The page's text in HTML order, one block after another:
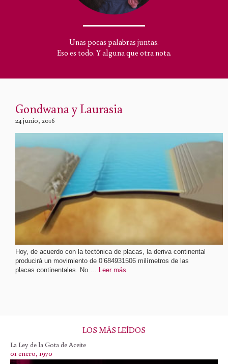
Unas pocas palabras juntas.
Eso es todo. Y alguna que otra nota.
Gondwana y Laurasia
24 junio, 2016
Hoy, de acuerdo con la tectónica de placas, la deriva continental
producirá un movimiento de 0’684931506 milímetros de las
placas continentales. No … Leer más
LOS MÁS LEÍDOS
La Ley de la Gota de Aceite
01 enero, 1970